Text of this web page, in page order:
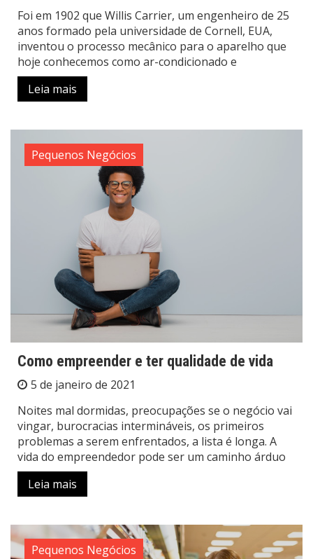
Foi em 1902 que Willis Carrier, um engenheiro de 25
anos formado pela universidade de Cornell, EUA,
inventou o processo mecânico para o aparelho que
hoje conhecemos como ar-condicionado e
Leia mais
Pequenos Negócios
Como empreender e ter qualidade de vida
5 de janeiro de 2021
Noites mal dormidas, preocupações se o negócio vai
vingar, burocracias intermináveis, os primeiros
problemas a serem enfrentados, a lista é longa. A
vida do empreendedor pode ser um caminho árduo
Leia mais
Pequenos Negócios